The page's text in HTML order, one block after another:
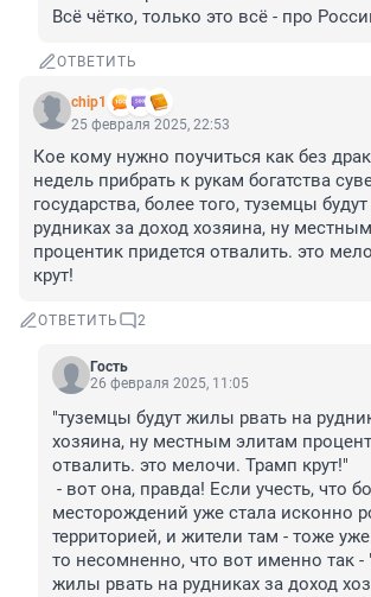
Всё чётко, только это всё - про
ОТВЕТИТЬ
chip1
25 февраля 2025, 22:53
Кое кому нужно поучиться как без
недель прибрать к рукам богатства
государства, более того, туземцы
рудниках за доход хозяина, ну
процентик придется отвалить. это
крут!
ОТВЕТИТЬ 2
Гость
26 февраля 2025, 11:05
"туземцы будут жилы рвать на
хозяина, ну местным элитам
отвалить. это мелочи. Трамп крут!"
- вот она, правда! Если учесть, что
месторождений уже стала исконно
территорией, и жители там - тоже
то несомненно, что вот именно так -
жилы рвать на рудниках за доход